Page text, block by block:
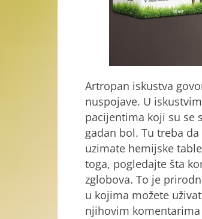
Artropan iskustva
nuspojave. U
pacijentima koji su se
gadan bol. Tu treba
uzimate hemijske
toga, pogledajte šta
zglobova. To je
u kojima možete
njihovim